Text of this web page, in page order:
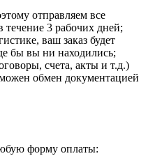
отправляем все
3 рабочих дней;
ваш заказ будет
бы вы ни находились;
счета, акты и т.д.)
обмен документацией
форму оплаты: